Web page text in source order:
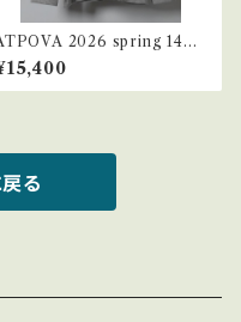
2026 spring 14
裏毛 ヘンリー
る